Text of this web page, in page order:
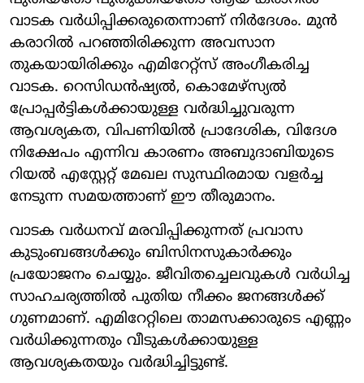
വാടക വര്‍ധിപ്പിക്കരുതെന്നാണ് നിര്‍ദേശം. മുന്‍
കരാറില്‍ പറഞ്ഞിരിക്കുന്ന അവസാന
തുകയായിരിക്കും എമിറേറ്റ്‌സ് അംഗീകരിച്ച
വാടക. റെസിഡന്‍ഷ്യല്‍, കൊമേഴ്സ്യല്‍
പ്രോപ്പര്‍ട്ടികള്‍ക്കായുള്ള വര്‍ദ്ധിച്ചുവരുന്ന
ആവശ്യകത, വിപണിയില്‍ പ്രാദേശിക, വിദേശ
നിക്ഷേപം എന്നിവ കാരണം അബുദാബിയുടെ
റിയല്‍ എസ്റ്റേറ്റ് മേഖല സുസ്ഥിരമായ വളര്‍ച്ച
നേടുന്ന സമയത്താണ് ഈ തീരുമാനം.
വാടക വര്‍ധനവ് മരവിപ്പിക്കുന്നത് പ്രവാസ
കുടുംബങ്ങള്‍ക്കും ബിസിനസുകാര്‍ക്കും
പ്രയോജനം ചെയ്യും. ജീവിതച്ചെലവുകള്‍ വര്‍ധിച്ച
സാഹചര്യത്തില്‍ പുതിയ നീക്കം ജനങ്ങള്‍ക്ക്
ഗുണമാണ്. എമിറേറ്റിലെ താമസക്കാരുടെ എണ്ണം
വര്‍ധിക്കുന്നതും വീടുകള്‍ക്കായുള്ള
ആവശ്യകതയും വര്‍ദ്ധിച്ചിട്ടുണ്ട്.